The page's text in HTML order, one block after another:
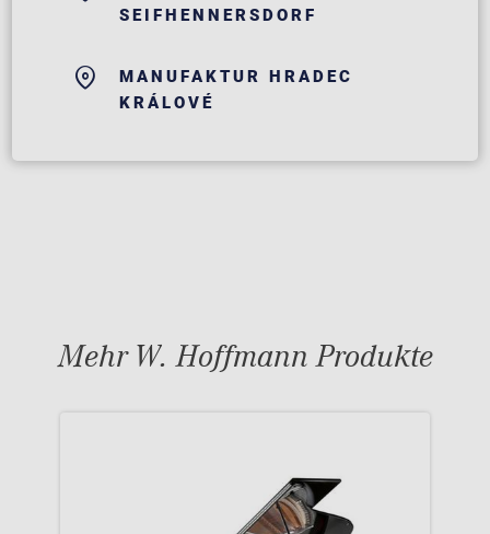
SEIFHENNERSDORF
MANUFAKTUR HRADEC
KRÁLOVÉ
Mehr W. Hoffmann Produkte